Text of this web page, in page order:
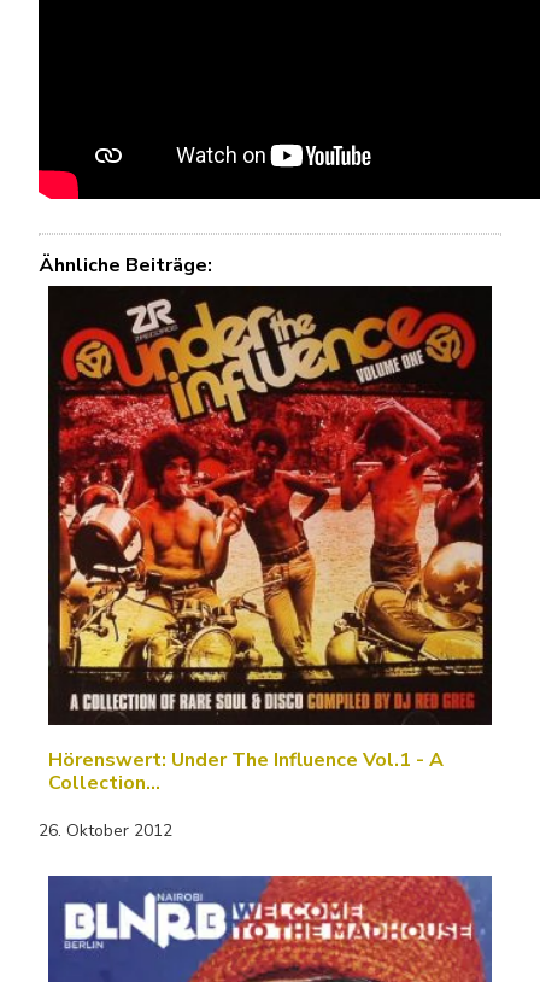
Ähnliche Beiträge:
Hörenswert: Under The Influence Vol.1 - A
Collection…
26. Oktober 2012